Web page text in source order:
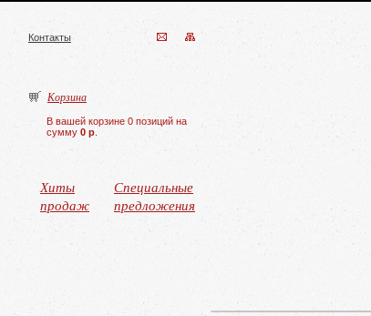
Контакты
Корзина
В вашей корзине 0 позиций на
сумму 0 р
Хиты
продаж
Специальные
предложения